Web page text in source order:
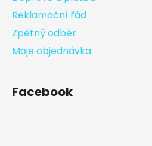
Reklamační řád
Zpětný odběr
Moje objednávka
Facebook